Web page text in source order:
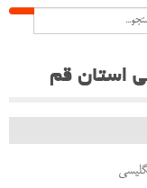
استان قم